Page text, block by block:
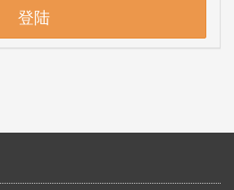
登陆